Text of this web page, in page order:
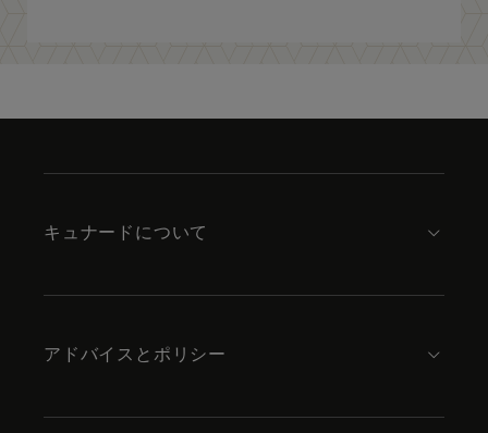
キュナードについて
アドバイスとポリシー